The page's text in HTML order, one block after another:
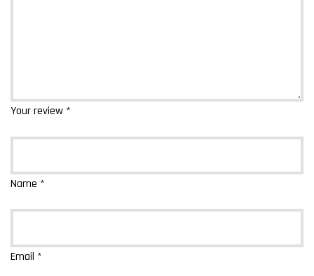
Your review *
Name *
Email *